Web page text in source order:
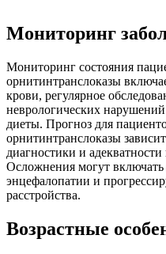
Мониторинг
Мониторинг состояния
орнитинтранслоказы
крови, регулярное
неврологических
диеты. Прогноз для
орнитинтранслоказы
диагностики и
Осложнения могут включать
энцефалопатии и
расстройства.
Возрастные